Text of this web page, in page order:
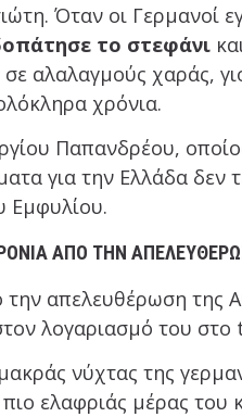
Όταν οι Γερμανοί
το στεφάνι
αλαλαγμούς χαράς,
χρόνια.
Παπανδρέου,
για την Ελλάδα δεν
Εμφυλίου.
ΑΠΌ ΤΗΝ
απελευθέρωση της
λογαριασμό του
νύχτας της
ελαφριάς μέρας του